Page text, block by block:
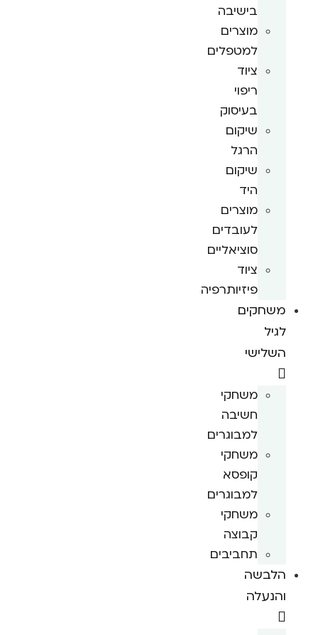
בישיבה
מוצרים
למטפלים
ציוד
ריפוי
בעיסוק
שיקום
הרגל
שיקום
היד
מוצרים
לעובדים
סוציאליים
ציוד
פיזיותרפיה
משחקים
לגיל
השלישי
משחקי
חשיבה
למבוגרים
משחקי
קופסא
למבוגרים
משחקי
קבוצה
תחביבים
הלבשה
והנעלה